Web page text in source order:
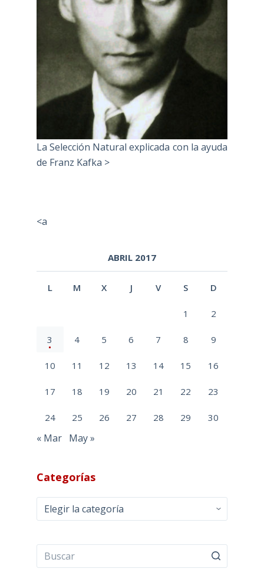
La Selección Natural explicada con la ayuda
de Franz Kafka >
<a
ABRIL 2017
L M X J V S D
1 2
3 4 5 6 7 8 9
10 11 12 13 14 15 16
17 18 19 20 21 22 23
24 25 26 27 28 29 30
« Mar May »
Categorías
Categorías